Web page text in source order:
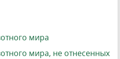
мира
мира, не отнесенных